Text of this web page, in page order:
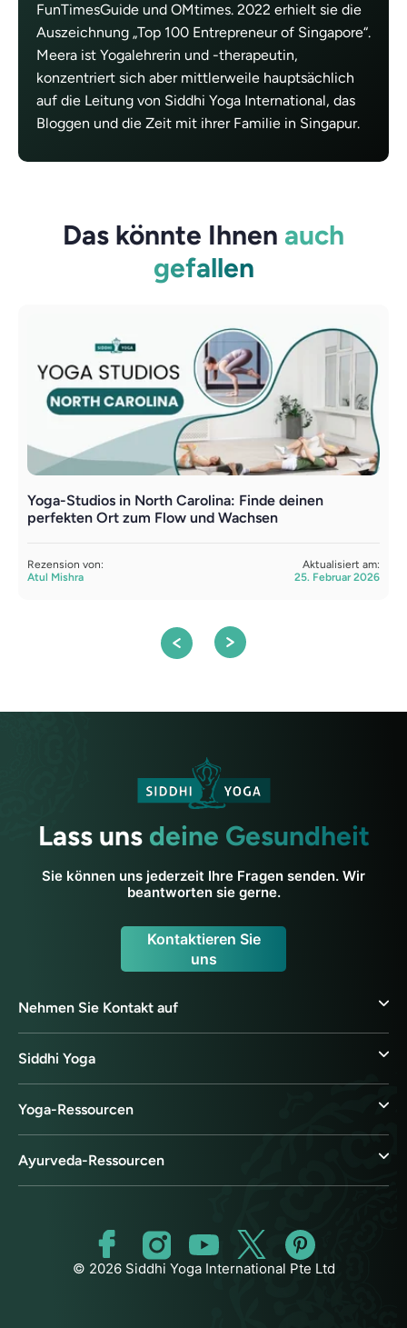
FunTimesGuide und OMtimes. 2022 erhielt sie die
Auszeichnung „Top 100 Entrepreneur of Singapore“.
Meera ist Yogalehrerin und -therapeutin,
konzentriert sich aber mittlerweile hauptsächlich
auf die Leitung von Siddhi Yoga International, das
Bloggen und die Zeit mit ihrer Familie in Singapur.
Das könnte Ihnen auch
gefallen
Yoga-Studios in North Carolina: Finde deinen
perfekten Ort zum Flow und Wachsen
Rezension von:
Atul Mishra
Aktualisiert am:
25. Februar 2026
Lass uns deine Gesundheit
Sie können uns jederzeit Ihre Fragen senden. Wir
beantworten sie gerne.
Kontaktieren Sie
uns
Nehmen Sie Kontakt auf
Siddhi Yoga
Yoga-Ressourcen
Ayurveda-Ressourcen
© 2026 Siddhi Yoga International Pte Ltd